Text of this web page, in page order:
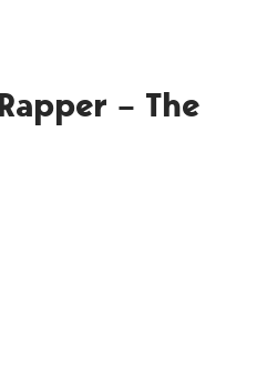
– The